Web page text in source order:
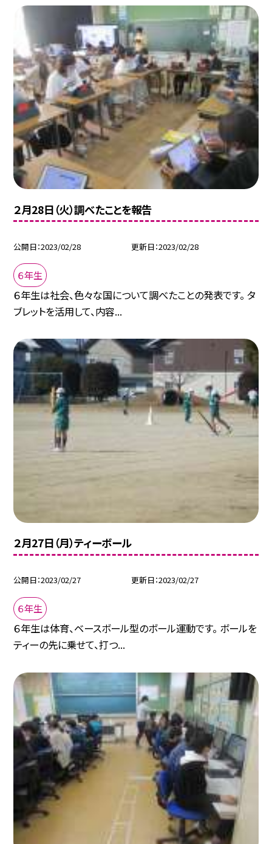
２月28日（火）調べたことを報告
公開日 2023/02/28 更新日 2023/02/28
６年生
６年生は社会、色々な国について調べたことの発表です。 タ
ブレットを活用して、内容...
２月27日（月）ティーボール
公開日 2023/02/27 更新日 2023/02/27
６年生
６年生は体育、ベースボール型のボール運動です。 ボールを
ティーの先に乗せて、打つ...